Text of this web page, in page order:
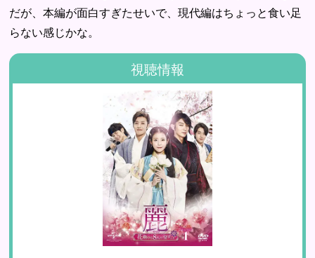
だが、本編が面白すぎたせいで、現代編はちょっと食い足
らない感じかな。
視聴情報